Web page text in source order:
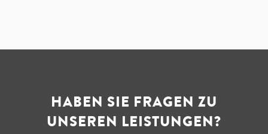
HABEN SIE FRAGEN ZU
UNSEREN LEISTUNGEN?